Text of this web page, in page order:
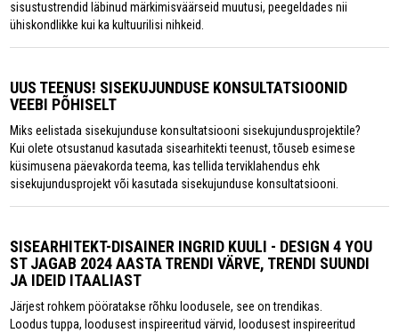
sisustustrendid läbinud märkimisväärseid muutusi, peegeldades nii
ühiskondlikke kui ka kultuurilisi nihkeid.
UUS TEENUS! SISEKUJUNDUSE KONSULTATSIOONID
VEEBI PÕHISELT
Miks eelistada sisekujunduse konsultatsiooni sisekujundusprojektile?
Kui olete otsustanud kasutada sisearhitekti teenust, tõuseb esimese
küsimusena päevakorda teema, kas tellida terviklahendus ehk
sisekujundusprojekt või kasutada sisekujunduse konsultatsiooni.
SISEARHITEKT-DISAINER INGRID KUULI - DESIGN 4 YOU
ST JAGAB 2024 AASTA TRENDI VÄRVE, TRENDI SUUNDI
JA IDEID ITAALIAST
Järjest rohkem pööratakse rõhku loodusele, see on trendikas.
Loodus tuppa, loodusest inspireeritud värvid, loodusest inspireeritud